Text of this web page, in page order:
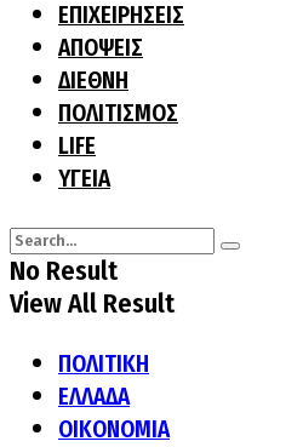
ΕΠΙΧΕΙΡΗΣΕΙΣ
ΑΠΟΨΕΙΣ
ΔΙΕΘΝΗ
ΠΟΛΙΤΙΣΜΟΣ
LIFE
ΥΓΕΙΑ
No Result
View All Result
ΠΟΛΙΤΙΚΗ
ΕΛΛΑΔΑ
ΟΙΚΟΝΟΜΙΑ